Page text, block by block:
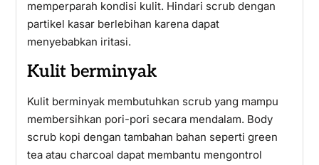
memperparah kondisi kulit. Hindari scrub dengan
partikel kasar berlebihan karena dapat
menyebabkan iritasi.
Kulit berminyak
Kulit berminyak membutuhkan scrub yang mampu
membersihkan pori-pori secara mendalam. Body
scrub kopi dengan tambahan bahan seperti green
tea atau charcoal dapat membantu mengontrol